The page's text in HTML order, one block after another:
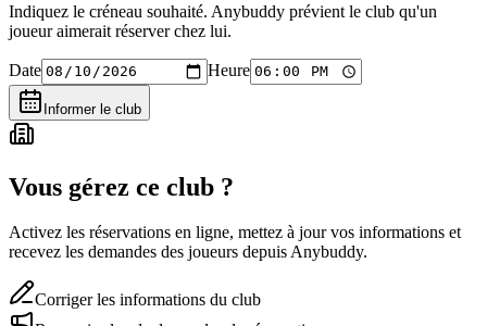
Indiquez le créneau souhaité. Anybuddy prévient le club qu'un
joueur aimerait réserver chez lui.
Date Heure
Informer le club
Vous gérez ce club ?
Activez les réservations en ligne, mettez à jour vos informations et
recevez les demandes des joueurs depuis Anybuddy.
Corriger les informations du club